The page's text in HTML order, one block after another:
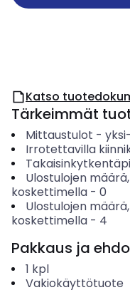
Katso
Tärkeimmät
Mittaustulot -
Irrotettavilla
Ulostulojen
koskettimella - 0
Ulostulojen
koskettimella - 4
Pakkaus ja
1 kpl
Vakiokäyttötuote